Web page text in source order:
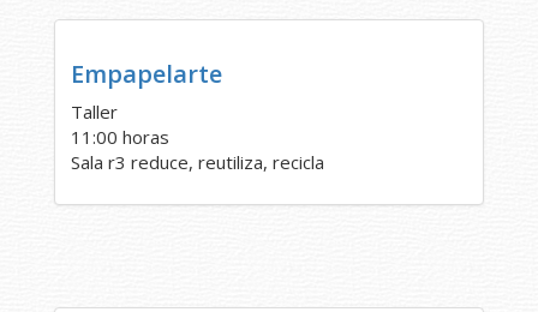
Empapelarte
Taller
11:00 horas
Sala r3 reduce, reutiliza, recicla